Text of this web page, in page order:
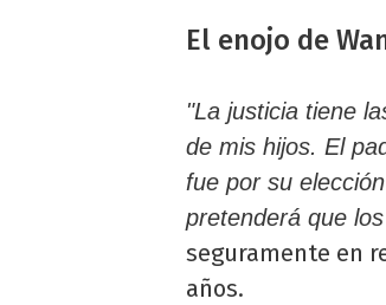
El enojo de
"La justicia tiene
de mis hijos. El
fue por su
pretenderá que
seguramente en
años.